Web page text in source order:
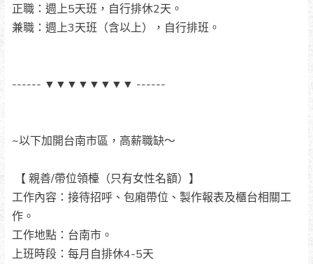
正職：週上5天班，自行排休2天。
兼職：週上3天班（含以上），自行排班。
------ ▼▼▼▼▼▼▼▼ ------
~以下加開台南市區，高薪職缺～
【 親善/帶位領檯（只有女性名額）】
工作內容：接待招呼、包廂帶位、製作報表及櫃台相關工
作。
工作地點：台南市。
上班時段：每月自排休4-5天